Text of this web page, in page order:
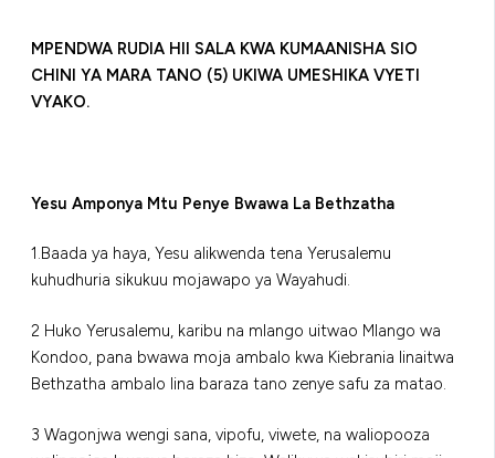
MPENDWA RUDIA HII SALA KWA KUMAANISHA SIO
CHINI YA MARA TANO (5) UKIWA UMESHIKA VYETI
VYAKO.
Yesu Amponya Mtu Penye Bwawa La Bethzatha
1.Baada ya haya, Yesu alikwenda tena Yerusalemu
kuhudhuria sikukuu mojawapo ya Wayahudi.
2 Huko Yerusalemu, karibu na mlango uitwao Mlango wa
Kondoo, pana bwawa moja ambalo kwa Kiebrania linaitwa
Bethzatha ambalo lina baraza tano zenye safu za matao.
3 Wagonjwa wengi sana, vipofu, viwete, na waliopooza